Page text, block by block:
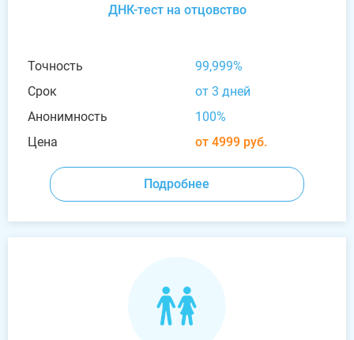
ДНК-тест на отцовство
Точность
99,999%
Срок
от 3 дней
Анонимность
100%
Цена
от 4999 руб.
Подробнее